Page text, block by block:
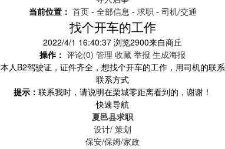
当前位置： 首页- 全部信息 - 求职 - 司机/交通
找个开车的工作
2022/4/1 16:40:37 浏览2900来自商丘
操作： 评论(0) 管理 收藏 举报 生成海报
本人B2驾驶证，证件齐全，想找个开车的工作，用司机的联系
联系方式
提示： 联系我时，请说明在栗城零距离看到的，谢谢！
快速导航
夏邑县求职
设计/ 策划
保安/保姆/家政